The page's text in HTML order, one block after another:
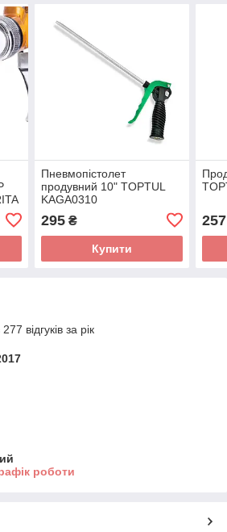
Пневмопістолет
продувний 10" TOPTUL
KAGA0310
295₴
Купити
257
відгуків за рік
роботи